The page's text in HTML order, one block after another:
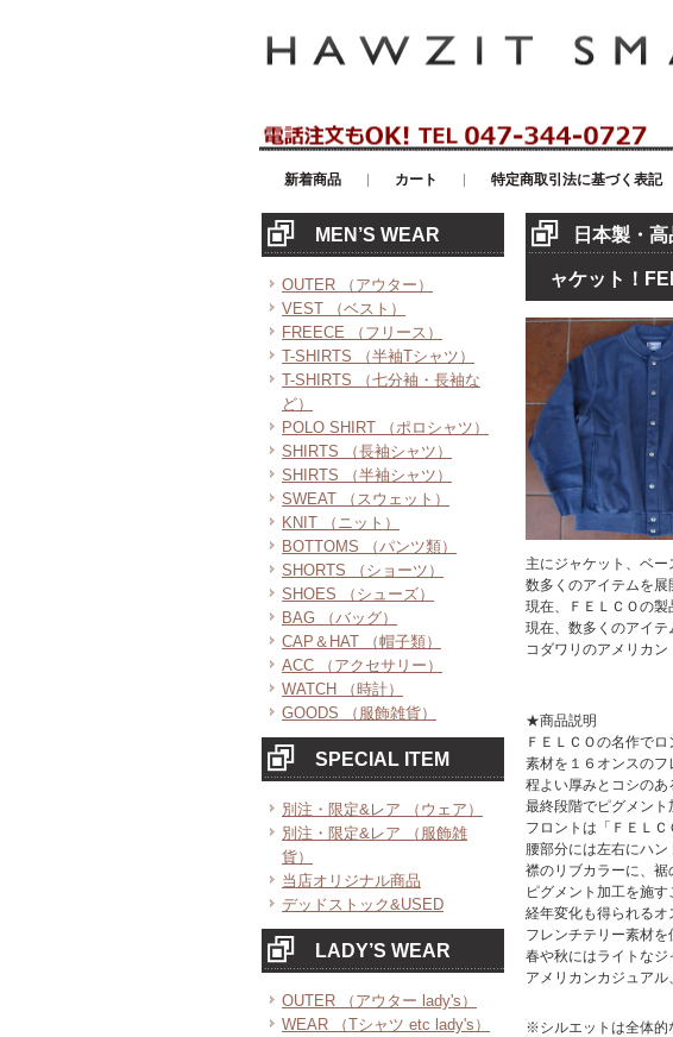
新着商品 カート 特定商取引法に基づく表記
MEN’S WEAR
OUTER （アウター）
VEST （ベスト）
FREECE （フリース）
T-SHIRTS （半袖Tシャツ）
T-SHIRTS （七分袖・長袖な
ど）
POLO SHIRT （ポロシャツ）
SHIRTS （長袖シャツ）
SHIRTS （半袖シャツ）
SWEAT （スウェット）
KNIT （ニット）
BOTTOMS （パンツ類）
SHORTS （ショーツ）
SHOES （シューズ）
BAG （バッグ）
CAP＆HAT （帽子類）
ACC （アクセサリー）
WATCH （時計）
GOODS （服飾雑貨）
SPECIAL ITEM
別注・限定&レア （ウェア）
別注・限定&レア （服飾雑
貨）
当店オリジナル商品
デッドストック&USED
LADY’S WEAR
OUTER （アウター lady's）
WEAR （Tシャツ etc lady's）
日本製・
ャケット！
主にジャケット、ベ
数多くのアイテムを展
現在、ＦＥＬＣＯの製
現在、数多くのアイテ
コダワリのアメリカン
★商品説明
ＦＥＬＣＯの名作で
素材を１６オンスのフ
程よい厚みとコシの
最終段階でピグメント
フロントは「ＦＥＬ
腰部分には左右にハン
襟のリブカラーに、裾
ピグメント加工を施
経年変化も得られるオ
フレンチテリー素材
春や秋にはライトなジ
アメリカンカジュア
※シルエットは全体的